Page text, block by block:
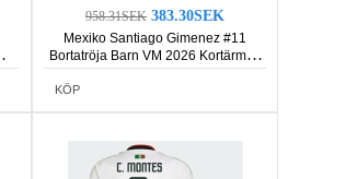
958.31SEK 383.30SEK
Mexiko Santiago Gimenez #11
Bortatröja Barn VM 2026 Kortärmad
(+ Korta byxor)
KÖP